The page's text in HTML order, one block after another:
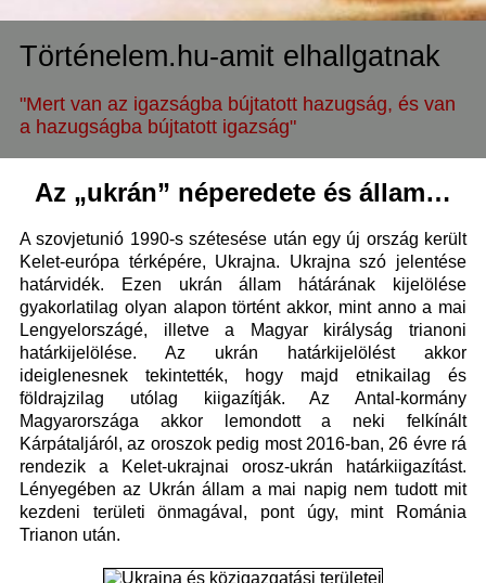
Történelem.hu-amit elhallgatnak
"Mert van az igazságba bújtatott hazugság, és van
a hazugságba bújtatott igazság"
Az „ukrán” néperedete és állam…
A szovjetunió 1990-s szétesése után egy új ország került
Kelet-európa térképére, Ukrajna. Ukrajna szó jelentése
határvidék. Ezen ukrán állam hátárának kijelölése
gyakorlatilag olyan alapon történt akkor, mint anno a mai
Lengyelországé, illetve a Magyar királyság trianoni
határkijelölése. Az ukrán határkijelölést akkor
ideiglenesnek tekintették, hogy majd etnikailag és
földrajzilag utólag kiigazítják. Az Antal-kormány
Magyarországa akkor lemondott a neki felkínált
Kárpátaljáról, az oroszok pedig most 2016-ban, 26 évre rá
rendezik a Kelet-ukrajnai orosz-ukrán határkiigazítást.
Lényegében az Ukrán állam a mai napig nem tudott mit
kezdeni területi önmagával, pont úgy, mint Románia
Trianon után.